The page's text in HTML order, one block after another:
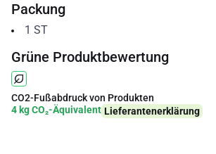
Packung
1 ST
Grüne Produktbewertung
CO2-Fußabdruck von Produkten
4 kg CO₂-Äquivalent Lieferantenerklärung